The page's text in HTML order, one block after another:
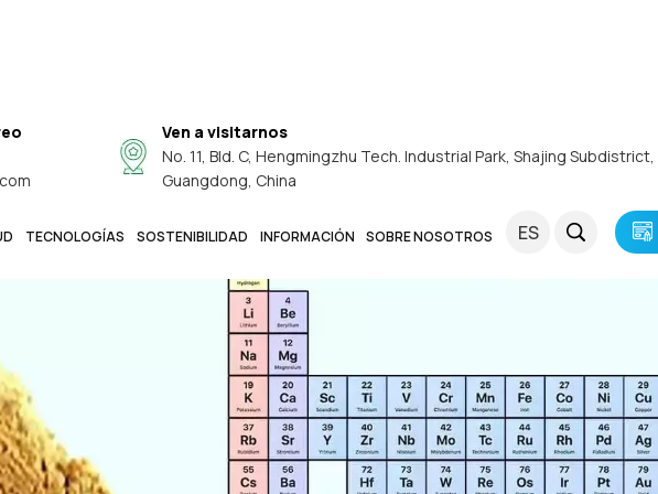
Ven a visitarnos
No. 11, Bld. C, Hengmingzhu Tech. Industrial Park, Shajing
Guangdong, China
TECNOLOGÍAS SOSTENIBILIDAD INFORMACIÓN SOBRE NOSOTROS ES